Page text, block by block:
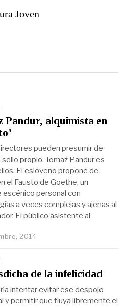
Joven
Pandur, alquimista en
pueden presumir de
propio. Tomaž Pandur es
El esloveno propone de
el Fausto de Goethe, un
escénico personal con
a veces complejas y ajenas al
El público asistente al
2014
de la infelicidad
intentar evitar ese despojo
y permitir que fluya libremente el